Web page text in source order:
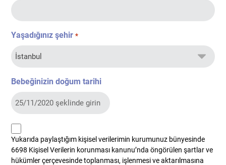
Yaşadığınız şehir *
Bebeğinizin doğum tarihi
kvkk
*
Yukarıda paylaştığım kişisel verilerimin kurumunuz bünyesinde
6698 Kişisel Verilerin korunması kanunu’nda öngörülen şartlar ve
hükümler çerçevesinde toplanması, işlenmesi ve aktarılmasına